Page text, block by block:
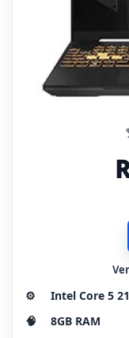
⚙️
Intel Core 5
🧠
8GB RAM